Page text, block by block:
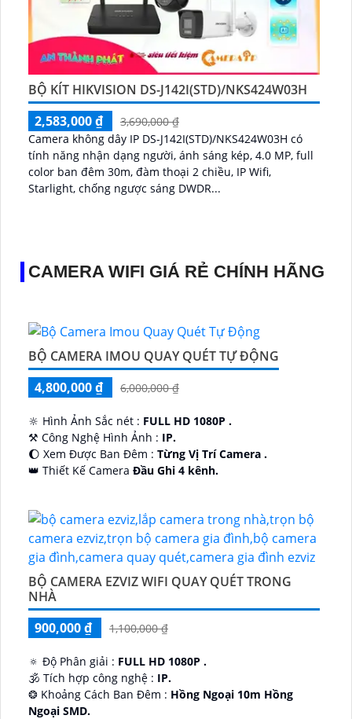
BỘ KÍT HIKVISION DS-J142I(STD)/NKS424W03H
2,583,000 ₫
3,690,000 ₫
Camera không dây IP DS-J142I(STD)/NKS424W03H có
tính năng nhận dạng người, ánh sáng kép, 4.0 MP, full
color ban đêm 30m, đàm thoại 2 chiều, IP Wifi,
Starlight, chống ngược sáng DWDR...
CAMERA WIFI GIÁ RẺ CHÍNH HÃNG
BỘ CAMERA IMOU QUAY QUÉT TỰ ĐỘNG
4,800,000 ₫
6,000,000 ₫
🔆 Hình Ảnh Sắc nét : FULL HD 1080P .
⚒ Công Nghệ Hình Ảnh : IP.
🌔 Xem Được Ban Đêm : Từng Vị Trí Camera .
👑 Thiết Kế Camera Đầu Ghi 4 kênh.
BỘ CAMERA EZVIZ WIFI QUAY QUÉT TRONG
NHÀ
900,000 ₫
1,100,000 ₫
🔅 Độ Phân giải : FULL HD 1080P .
🕉️ Tích hợp công nghệ : IP.
❂ Khoảng Cách Ban Đêm : Hồng Ngoại 10m Hồng
Ngoại SMD.